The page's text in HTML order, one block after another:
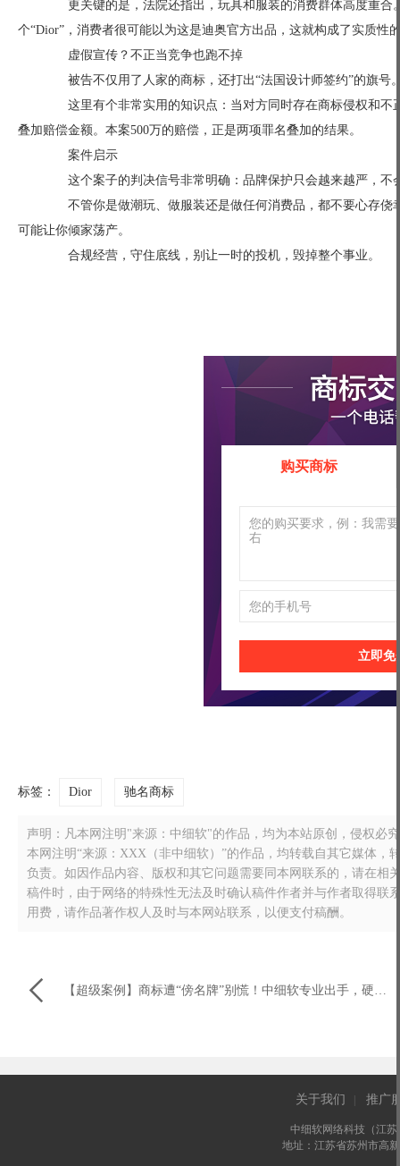
更关键的是，法院还指出，玩具和服装的消费群体高度重合
个“Dior”，消费者很可能以为这是迪奥官方出品，这就构成了实质性
虚假宣传？不正当竞争也跑不掉
被告不仅用了人家的商标，还打出“法国设计师签约”的旗号
这里有个非常实用的知识点：当对方同时存在商标侵权和不
叠加赔偿金额。本案500万的赔偿，正是两项罪名叠加的结果。
案件启示
这个案子的判决信号非常明确：品牌保护只会越来越严，不
不管你是做潮玩、做服装还是做任何消费品，都不要心存侥
可能让你倾家荡产。
合规经营，守住底线，别让一时的投机，毁掉整个事业。
购买商标
立即免
标签： Dior 驰名商标
声明：凡本网注明"来源：中细软"的作品，均为本站原创，侵权必
本网注明“来源：XXX（非中细软）”的作品，均转载自其它媒体
负责。如因作品内容、版权和其它问题需要同本网联系的，请在相
稿件时，由于网络的特殊性无法及时确认稿件作者并与作者取得
用费，请作品著作权人及时与本网站联系，以便支付稿酬。
 【超级案例】商标遭“傍名牌”别慌！中细软专业出手，硬核守护客户品牌！
关于我们 推广
中细软网络科技（江
地址：江苏省苏州市高